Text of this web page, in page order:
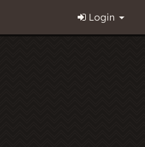
Login